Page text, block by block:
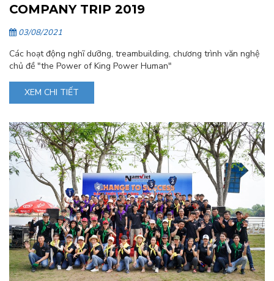
COMPANY TRIP 2019
03/08/2021
Các hoạt động nghĩ dưỡng, treambuilding, chương trình văn nghệ
chủ đề "the Power of King Power Human"
XEM CHI TIẾT